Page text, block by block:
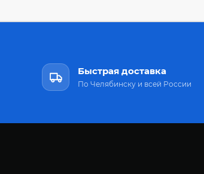
Быстрая доставка
По Челябинску и всей России